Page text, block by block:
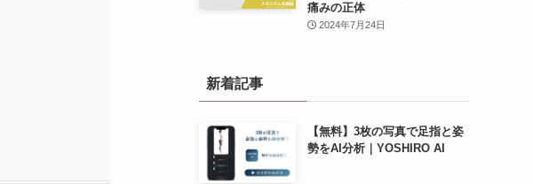
痛みの正体
2024年7月24日
新着記事
【無料】3枚の写真で足指と姿
勢をAI分析｜YOSHIRO AI